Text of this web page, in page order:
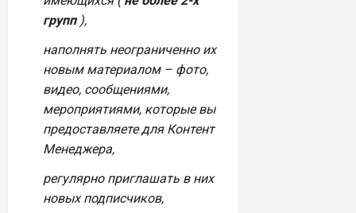
групп ),
наполнять неограниченно их
новым материалом – фото,
видео, сообщениями,
мероприятиями, которые вы
предоставляете для Контент
Менеджера,
регулярно приглашать в них
новых подписчиков,